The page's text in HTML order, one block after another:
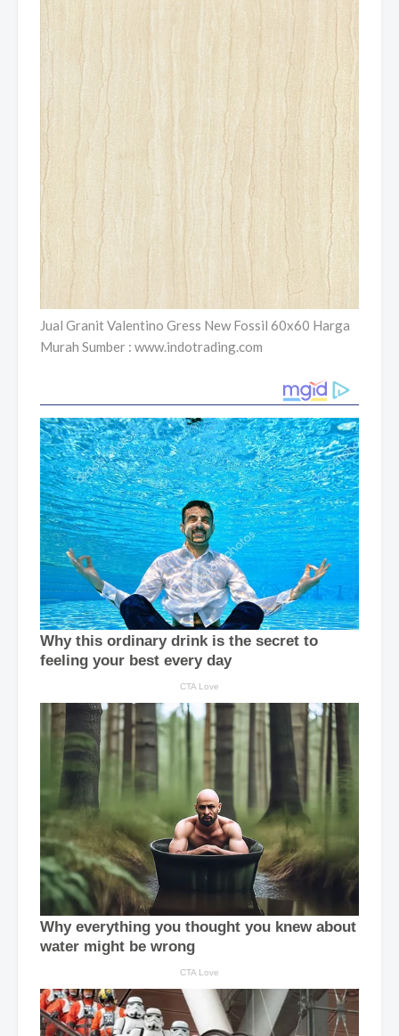
Jual Granit Valentino Gress New Fossil 60x60 Harga
Murah Sumber : www.indotrading.com